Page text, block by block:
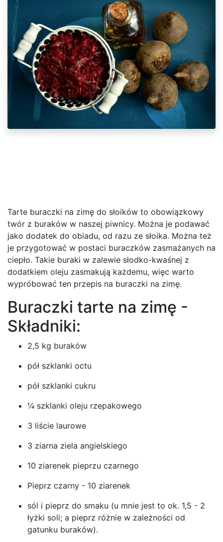
Tarte buraczki na zimę do słoików to obowiązkowy
twór z buraków w naszej piwnicy. Można je podawać
jako dodatek do obiadu, od razu ze słoika. Można też
je przygotować w postaci buraczków zasmażanych na
ciepło. Takie buraki w zalewie słodko-kwaśnej z
dodatkiem oleju zasmakują każdemu, więc warto
wypróbować ten przepis na buraczki na zimę.
Buraczki tarte na zimę -
Składniki:
2,5 kg buraków
pół szklanki octu
pół szklanki cukru
¼ szklanki oleju rzepakowego
3 liście laurowe
3 ziarna ziela angielskiego
10 ziarenek pieprzu czarnego
Pieprz czarny - 10 ziarenek
sól i pieprz do smaku (u mnie jest to ok. 1,5 - 2
łyżki soli; a pieprz różnie w zależności od
gatunku buraków).